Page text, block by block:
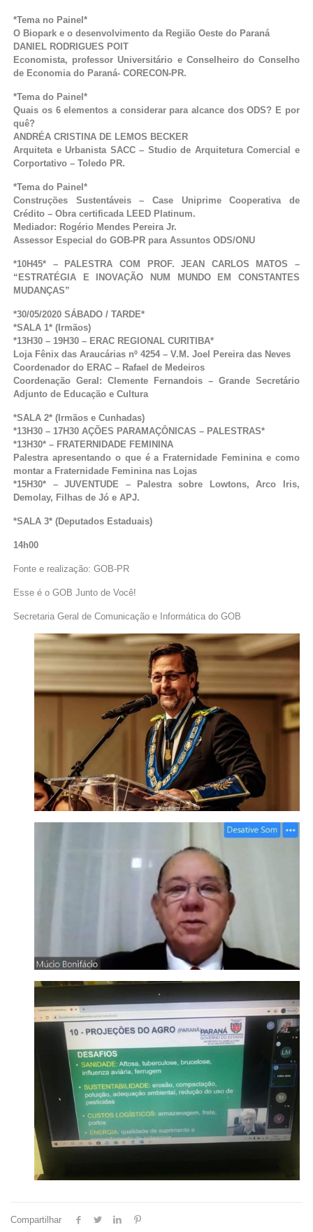
*Tema no Painel*
O Biopark e o desenvolvimento da Região Oeste do Paraná
DANIEL RODRIGUES POIT
Economista, professor Universitário e Conselheiro do Conselho
de Economia do Paraná- CORECON-PR.
*Tema do Painel*
Quais os 6 elementos a considerar para alcance dos ODS? E por
quê?
ANDRÉA CRISTINA DE LEMOS BECKER
Arquiteta e Urbanista SACC – Studio de Arquitetura Comercial e
Corportativo – Toledo PR.
*Tema do Painel*
Construções Sustentáveis – Case Uniprime Cooperativa de
Crédito – Obra certificada LEED Platinum.
Mediador: Rogério Mendes Pereira Jr.
Assessor Especial do GOB-PR para Assuntos ODS/ONU
*10H45* – PALESTRA COM PROF. JEAN CARLOS MATOS –
“ESTRATÉGIA E INOVAÇÃO NUM MUNDO EM CONSTANTES
MUDANÇAS”
*30/05/2020 SÁBADO / TARDE*
*SALA 1* (Irmãos)
*13H30 – 19H30 – ERAC REGIONAL CURITIBA*
Loja Fênix das Araucárias nº 4254 – V.M. Joel Pereira das Neves
Coordenador do ERAC – Rafael de Medeiros
Coordenação Geral: Clemente Fernandois – Grande Secretário
Adjunto de Educação e Cultura
*SALA 2* (Irmãos e Cunhadas)
*13H30 – 17H30 AÇÕES PARAMAÇÔNICAS – PALESTRAS*
*13H30* – FRATERNIDADE FEMININA
Palestra apresentando o que é a Fraternidade Feminina e como
montar a Fraternidade Feminina nas Lojas
*15H30* – JUVENTUDE – Palestra sobre Lowtons, Arco Iris,
Demolay, Filhas de Jó e APJ.
*SALA 3* (Deputados Estaduais)
14h00
Fonte e realização: GOB-PR
Esse é o GOB Junto de Você!
Secretaria Geral de Comunicação e Informática do GOB
Compartilhar